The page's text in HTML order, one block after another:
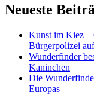
Neueste
Kunst im Kiez –
Bürgerpolizei
Wunderfinder
Kaninchen
Die
Europas